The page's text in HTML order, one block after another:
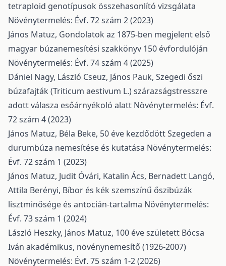
tetraploid genotípusok összehasonlító vizsgálata
Növénytermelés: Évf. 72 szám 2 (2023)
János Matuz, Gondolatok az 1875-ben megjelent első
magyar búzanemesítési szakkönyv 150 évfordulóján
Növénytermelés: Évf. 74 szám 4 (2025)
Dániel Nagy, László Cseuz, János Pauk, Szegedi őszi
búzafajták (Triticum aestivum L.) szárazságstresszre
adott válasza esőárnyékoló alatt Növénytermelés: Évf.
72 szám 4 (2023)
János Matuz, Béla Beke, 50 éve kezdődött Szegeden a
durumbúza nemesítése és kutatása Növénytermelés:
Évf. 72 szám 1 (2023)
János Matuz, Judit Óvári, Katalin Ács, Bernadett Langó,
Attila Berényi, Bíbor és kék szemszínű őszibúzák
lisztminősége és antocián-tartalma Növénytermelés:
Évf. 73 szám 1 (2024)
László Heszky, János Matuz, 100 éve született Bócsa
Iván akadémikus, növénynemesítő (1926-2007)
Növénytermelés: Évf. 75 szám 1-2 (2026)